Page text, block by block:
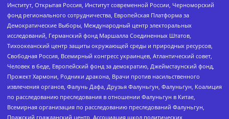
Институт, Открытая Россия, Институт современной России, Черноморский
фонд регионального сотрудничества, Европейская Платформа за
Демократические Выборы, Международный центр электоральных
исследований, Германский фонд Маршалла Соединенных Штатов,
Тихоокеанский центр защиты окружающей среды и природных ресурсов,
Свободная Россия, Всемирный конгресс украинцев, Атлантический совет,
Человек в беде, Европейский фонд за демократию, Джеймстаунский фонд,
Прожект Хармони, Родники дракона, Врачи против насильственного
извлечения органов, Фалунь Дафа, Друзья Фалуньгун, Фалуньгун, Коалиция
по расследованию преследования в отношении Фалуньгун в Китае,
Всемирная организация по расследованию преследований Фалуньгун,
Пражский гражданский центр, Ассоциация школ политических